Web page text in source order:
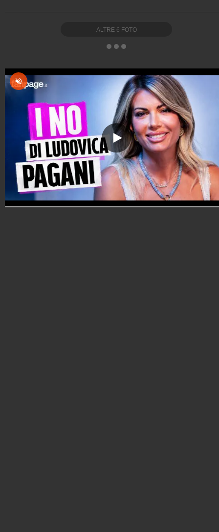
ALTRE 6 FOTO